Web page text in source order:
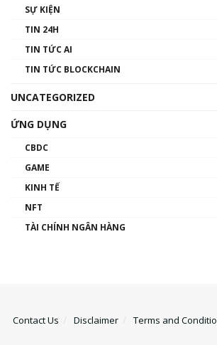
SỰ KIỆN
TIN 24H
TIN TỨC AI
TIN TỨC BLOCKCHAIN
UNCATEGORIZED
ỨNG DỤNG
CBDC
GAME
KINH TẾ
NFT
TÀI CHÍNH NGÂN HÀNG
Contact Us Disclaimer Terms and